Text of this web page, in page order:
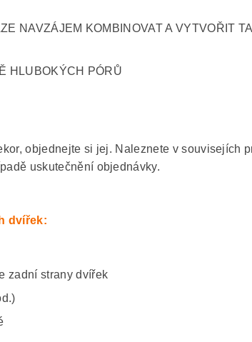
NAVZÁJEM KOMBINOVAT A VYTVOŘIT
HLUBOKÝCH PÓRŮ
objednejte si jej. Naleznete v souvisejích
uskutečnění objednávky.
dvířek:
zadní strany dvířek